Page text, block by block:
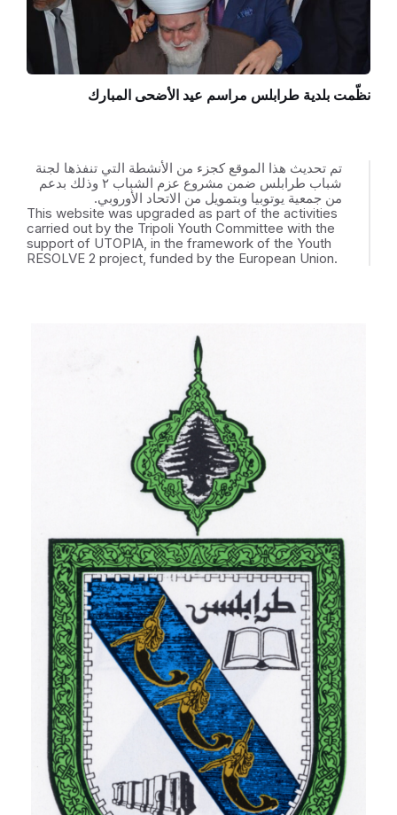
نظّمت بلدية طرابلس مراسم عيد الأضحى المبارك
تم تحديث هذا الموقع كجزء من الأنشطة التي تنفذها لجنة
شباب طرابلس ضمن مشروع عزم الشباب ٢ وذلك بدعم
من جمعية يوتوبيا وبتمويل من الاتحاد الأوروبي.
This website was upgraded as part of the activities
carried out by the Tripoli Youth Committee with the
support of UTOPIA, in the framework of the Youth
RESOLVE 2 project, funded by the European Union.